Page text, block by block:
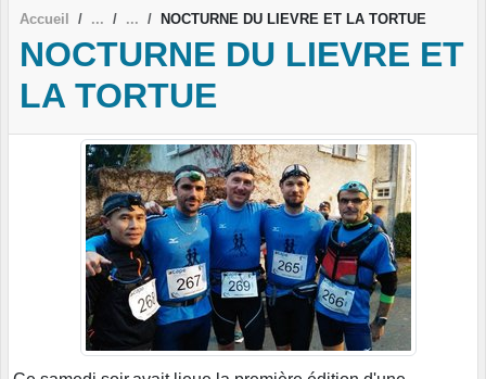
Accueil NOCTURNE DU LIEVRE ET LA TORTUE
NOCTURNE DU LIEVRE ET
LA TORTUE